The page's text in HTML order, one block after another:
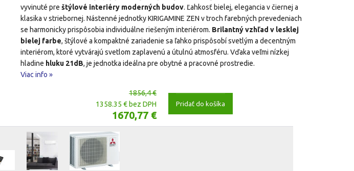
vyvinuté pre štýlové interiéry moderných budov. Ľahkosť bielej, elegancia v čiernej a
klasika v striebornej. Nástenné jednotky KIRIGAMINE ZEN v troch farebných prevedeniach
se harmonicky prispôsobia individuálne riešeným interiérom. Brilantný vzhľad v lesklej
bielej farbe, štýlové a kompaktné zariadenie sa ľahko prispôsobí svetlým a decentným
interiérom, ktoré vytvárajú svetlom zaplavenú a útulnú atmosféru. Vďaka veľmi nízkej
hladine hluku 21dB, je jednotka ideálna pre obytné a pracovné prostredie.
Viac info »
1856,4 €
1358.35 € bez DPH
1670,77 €
Pridať do košíka